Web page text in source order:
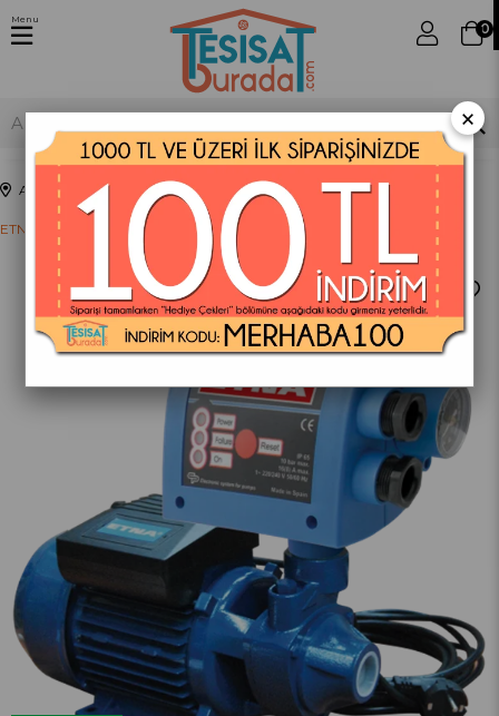
0
Menu
Anasayfa Hidroforlar
ETNA Mini Hidro 1 (2Kat-4Daire) Akış Kontrollü Hidrofor
×